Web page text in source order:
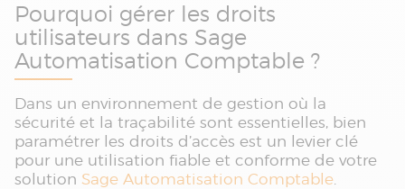
Pourquoi gérer les droits
utilisateurs dans Sage
Automatisation Comptable ?
Dans un environnement de gestion où la
sécurité et la traçabilité sont essentielles, bien
paramétrer les droits d’accès est un levier clé
pour une utilisation fiable et conforme de votre
solution Sage Automatisation Comptable.